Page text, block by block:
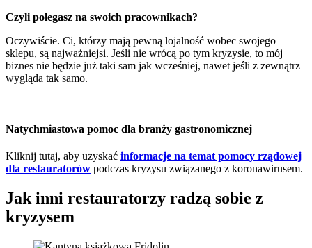
Czyli polegasz na swoich pracownikach?
Oczywiście. Ci, którzy mają pewną lojalność wobec swojego
sklepu, są najważniejsi. Jeśli nie wrócą po tym kryzysie, to mój
biznes nie będzie już taki sam jak wcześniej, nawet jeśli z zewnątrz
wygląda tak samo.
Natychmiastowa pomoc dla branży gastronomicznej
Kliknij tutaj, aby uzyskać informacje na temat pomocy rządowej
dla restauratorów podczas kryzysu związanego z koronawirusem.
Jak inni restauratorzy radzą sobie z
kryzysem